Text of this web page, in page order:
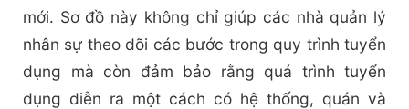
mới. Sơ đồ này không chỉ giúp các nhà quản lý
nhân sự theo dõi các bước trong quy trình tuyển
dụng mà còn đảm bảo rằng quá trình tuyển
dụng diễn ra một cách có hệ thống, quán và